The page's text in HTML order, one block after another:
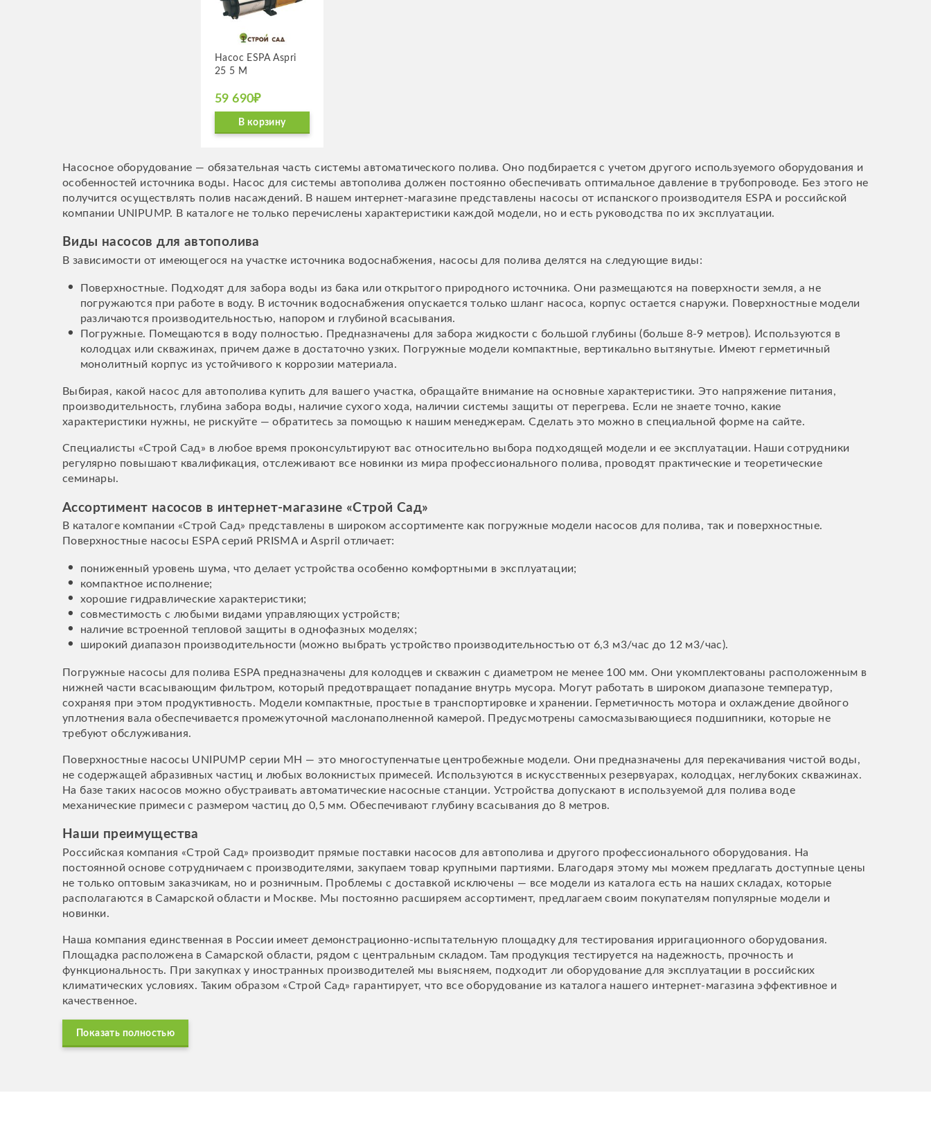
Насос ESPA Aspri
25 5 M
59 690₽
В корзину
Насосное оборудование — обязательная часть системы автоматического полива. Оно подбирается с учетом другого используемого оборудования и
особенностей источника воды. Насос для системы автополива должен постоянно обеспечивать оптимальное давление в трубопроводе. Без этого не
получится осуществлять полив насаждений. В нашем интернет-магазине представлены насосы от испанского производителя ESPA и российской
компании UNIPUMP. В каталоге не только перечислены характеристики каждой модели, но и есть руководства по их эксплуатации.
Виды насосов для автополива
В зависимости от имеющегося на участке источника водоснабжения, насосы для полива делятся на следующие виды:
Поверхностные. Подходят для забора воды из бака или открытого природного источника. Они размещаются на поверхности земля, а не
погружаются при работе в воду. В источник водоснабжения опускается только шланг насоса, корпус остается снаружи. Поверхностные модели
различаются производительностью, напором и глубиной всасывания.
Погружные. Помещаются в воду полностью. Предназначены для забора жидкости с большой глубины (больше 8-9 метров). Используются в
колодцах или скважинах, причем даже в достаточно узких. Погружные модели компактные, вертикально вытянутые. Имеют герметичный
монолитный корпус из устойчивого к коррозии материала.
Выбирая, какой насос для автополива купить для вашего участка, обращайте внимание на основные характеристики. Это напряжение питания,
производительность, глубина забора воды, наличие сухого хода, наличии системы защиты от перегрева. Если не знаете точно, какие
характеристики нужны, не рискуйте — обратитесь за помощью к нашим менеджерам. Сделать это можно в специальной форме на сайте.
Специалисты «Строй Сад» в любое время проконсультируют вас относительно выбора подходящей модели и ее эксплуатации. Наши сотрудники
регулярно повышают квалификация, отслеживают все новинки из мира профессионального полива, проводят практические и теоретические
семинары.
Ассортимент насосов в интернет-магазине «Строй Сад»
В каталоге компании «Строй Сад» представлены в широком ассортименте как погружные модели насосов для полива, так и поверхностные.
Поверхностные насосы ESPA серий PRISMA и Aspril отличает:
пониженный уровень шума, что делает устройства особенно комфортными в эксплуатации;
компактное исполнение;
хорошие гидравлические характеристики;
совместимость с любыми видами управляющих устройств;
наличие встроенной тепловой защиты в однофазных моделях;
широкий диапазон производительности (можно выбрать устройство производительностью от 6,3 м3/час до 12 м3/час).
Погружные насосы для полива ESPA предназначены для колодцев и скважин с диаметром не менее 100 мм. Они укомплектованы расположенным в
нижней части всасывающим фильтром, который предотвращает попадание внутрь мусора. Могут работать в широком диапазоне температур,
сохраняя при этом продуктивность. Модели компактные, простые в транспортировке и хранении. Герметичность мотора и охлаждение двойного
уплотнения вала обеспечивается промежуточной маслонаполненной камерой. Предусмотрены самосмазывающиеся подшипники, которые не
требуют обслуживания.
Поверхностные насосы UNIPUMP серии MH — это многоступенчатые центробежные модели. Они предназначены для перекачивания чистой воды,
не содержащей абразивных частиц и любых волокнистых примесей. Используются в искусственных резервуарах, колодцах, неглубоких скважинах.
На базе таких насосов можно обустраивать автоматические насосные станции. Устройства допускают в используемой для полива воде
механические примеси с размером частиц до 0,5 мм. Обеспечивают глубину всасывания до 8 метров.
Наши преимущества
Российская компания «Строй Сад» производит прямые поставки насосов для автополива и другого профессионального оборудования. На
постоянной основе сотрудничаем с производителями, закупаем товар крупными партиями. Благодаря этому мы можем предлагать доступные цены
не только оптовым заказчикам, но и розничным. Проблемы с доставкой исключены — все модели из каталога есть на наших складах, которые
располагаются в Самарской области и Москве. Мы постоянно расширяем ассортимент, предлагаем своим покупателям популярные модели и
новинки.
Наша компания единственная в России имеет демонстрационно-испытательную площадку для тестирования ирригационного оборудования.
Площадка расположена в Самарской области, рядом с центральным складом. Там продукция тестируется на надежность, прочность и
функциональность. При закупках у иностранных производителей мы выясняем, подходит ли оборудование для эксплуатации в российских
климатических условиях. Таким образом «Строй Сад» гарантирует, что все оборудование из каталога нашего интернет-магазина эффективное и
качественное.
Показать полностью